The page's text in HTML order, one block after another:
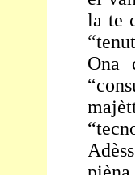
la te
Ona